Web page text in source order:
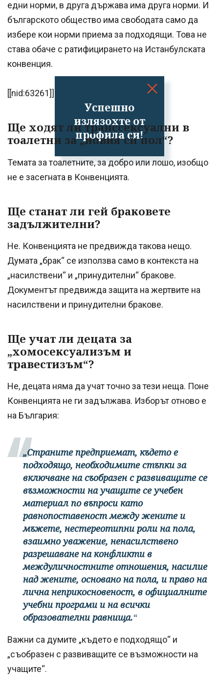
Успешно
излязохте от
профила си!
едни норми, в друга държава има друга норми. И
българското общество има свободата само да
избере кои норми приема за подходящи. Това не
става обаче с ратифицирането на Истанбулската
конвенция.
[[nid:63261]]
Ще ходят ли транссексуални в
тоалетни за „новия си пол“?
Темата за тоалетните, за добро или лошо, изобщо
не е засегната в Конвенцията.
Ще станат ли гей браковете
задължителни?
Не. Конвенцията не предвижда такова нещо.
Думата „брак“ се използва само в контекста на
„насилствени“ и „принудителни“ бракове.
Документът предвижда защита на жертвите на
насилствени и принудителни бракове.
Ще учат ли децата за
„хомосексуализъм и
травестизъм“?
Не, децата няма да учат точно за тези неща. Поне
Конвенцията не ги задължава. Изборът отново е
на България:
„Страните предприемат, където е
подходящо, необходимите стъпки за
включване на съобразен с развиващите се
възможности на учащите се учебен
материал по въпроси като
равнопоставеност между жените и
мъжете, нестереотипни роли на пола,
взаимно уважение, ненасилствено
разрешаване на конфликти в
междуличностните отношения, насилие
над жените, основано на пола, и право на
лична неприкосновеност, в официалните
учебни програми и на всички
образователни равнища.“
Важни са думите „където е подходящо“ и
„съобразен с развиващите се възможности на
учащите“.